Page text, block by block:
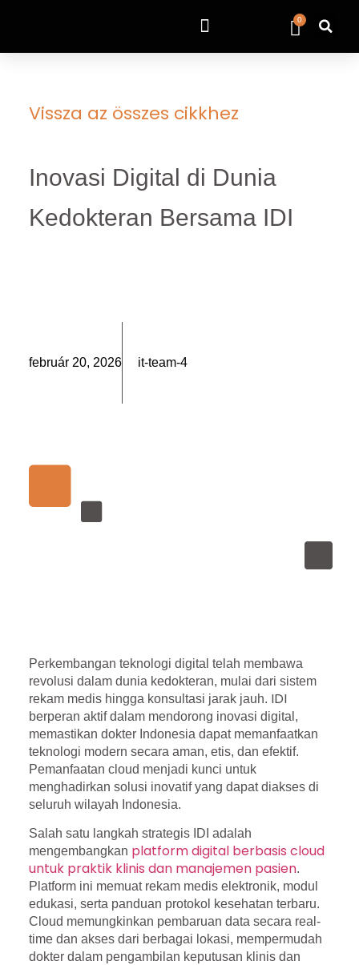
0
Vissza az összes cikkhez
Inovasi Digital di Dunia
Kedokteran Bersama IDI
február 20, 2026 it-team-4
Perkembangan teknologi digital telah membawa
revolusi dalam dunia kedokteran, mulai dari sistem
rekam medis hingga konsultasi jarak jauh. IDI
berperan aktif dalam mendorong inovasi digital,
memastikan dokter Indonesia dapat memanfaatkan
teknologi modern secara aman, etis, dan efektif.
Pemanfaatan cloud menjadi kunci untuk
menghadirkan solusi inovatif yang dapat diakses di
seluruh wilayah Indonesia.
Salah satu langkah strategis IDI adalah
mengembangkan platform digital berbasis cloud
untuk praktik klinis dan manajemen pasien.
Platform ini memuat rekam medis elektronik, modul
edukasi, serta panduan protokol kesehatan terbaru.
Cloud memungkinkan pembaruan data secara real-
time dan akses dari berbagai lokasi, mempermudah
dokter dalam pengambilan keputusan klinis dan